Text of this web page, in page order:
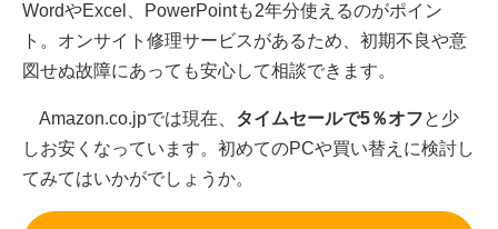
WordやExcel、PowerPointも2年分使えるのがポイン
ト。オンサイト修理サービスがあるため、初期不良や意
図せぬ故障にあっても安心して相談できます。
Amazon.co.jpでは現在、 タイムセールで5％オフと少
しお安くなっています。初めてのPCや買い替えに検討し
てみてはいかがでしょうか。